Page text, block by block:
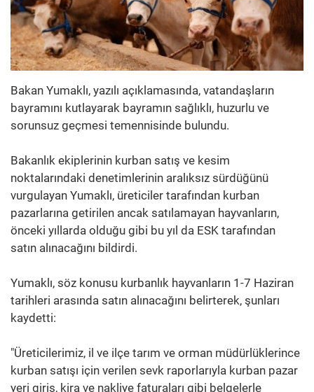
Bakan Yumaklı, yazılı açıklamasında, vatandaşların
bayramını kutlayarak bayramın sağlıklı, huzurlu ve
sorunsuz geçmesi temennisinde bulundu.
Bakanlık ekiplerinin kurban satış ve kesim
noktalarındaki denetimlerinin aralıksız sürdüğünü
vurgulayan Yumaklı, üreticiler tarafından kurban
pazarlarına getirilen ancak satılamayan hayvanların,
önceki yıllarda olduğu gibi bu yıl da ESK tarafından
satın alınacağını bildirdi.
Yumaklı, söz konusu kurbanlık hayvanların 1-7 Haziran
tarihleri arasında satın alınacağını belirterek, şunları
kaydetti:
"Üreticilerimiz, il ve ilçe tarım ve orman müdürlüklerince
kurban satışı için verilen sevk raporlarıyla kurban pazar
yeri giriş, kira ve nakliye faturaları gibi belgelerle